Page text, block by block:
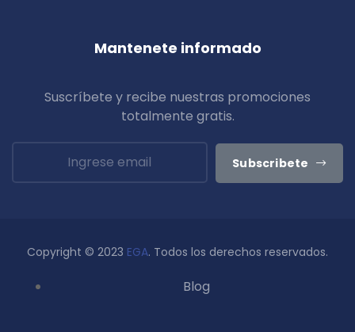
Mantenete informado
Suscríbete y recibe nuestras promociones
totalmente gratis.
Subscribete
Copyright © 2023 EGA. Todos los derechos reservados.
Blog